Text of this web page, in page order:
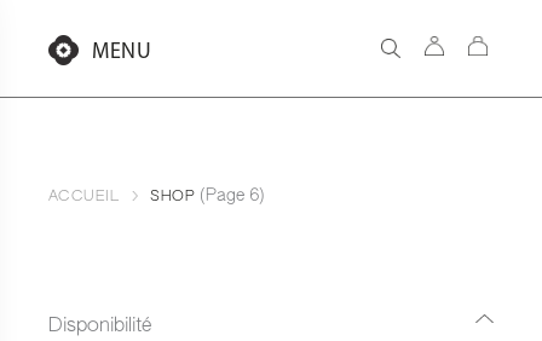
contenu
MENU
ACCUEIL SHOP (Page 6)
Disponibilité